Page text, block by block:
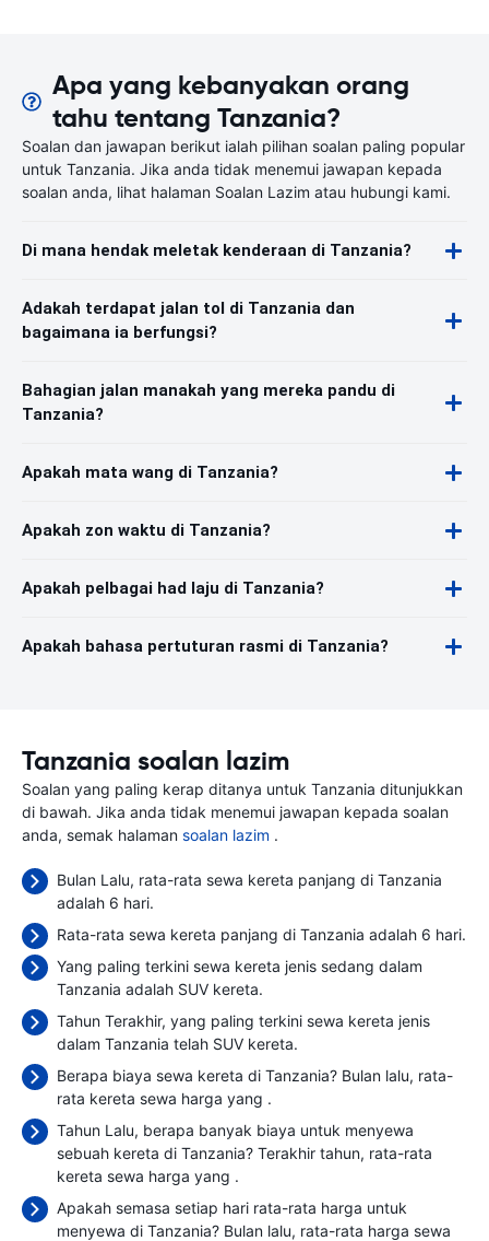
Apa yang kebanyakan orang
tahu tentang Tanzania?
Soalan dan jawapan berikut ialah pilihan soalan paling popular
untuk Tanzania. Jika anda tidak menemui jawapan kepada
soalan anda, lihat halaman Soalan Lazim atau hubungi kami.
Di mana hendak meletak kenderaan di Tanzania?
Adakah terdapat jalan tol di Tanzania dan
bagaimana ia berfungsi?
Bahagian jalan manakah yang mereka pandu di
Tanzania?
Apakah mata wang di Tanzania?
Apakah zon waktu di Tanzania?
Apakah pelbagai had laju di Tanzania?
Apakah bahasa pertuturan rasmi di Tanzania?
Tanzania soalan lazim
Soalan yang paling kerap ditanya untuk Tanzania ditunjukkan
di bawah. Jika anda tidak menemui jawapan kepada soalan
anda, semak halaman soalan lazim .
Bulan Lalu, rata-rata sewa kereta panjang di Tanzania
adalah 6 hari.
Rata-rata sewa kereta panjang di Tanzania adalah 6 hari.
Yang paling terkini sewa kereta jenis sedang dalam
Tanzania adalah SUV kereta.
Tahun Terakhir, yang paling terkini sewa kereta jenis
dalam Tanzania telah SUV kereta.
Berapa biaya sewa kereta di Tanzania? Bulan lalu, rata-
rata kereta sewa harga yang .
Tahun Lalu, berapa banyak biaya untuk menyewa
sebuah kereta di Tanzania? Terakhir tahun, rata-rata
kereta sewa harga yang .
Apakah semasa setiap hari rata-rata harga untuk
menyewa di Tanzania? Bulan lalu, rata-rata harga sewa